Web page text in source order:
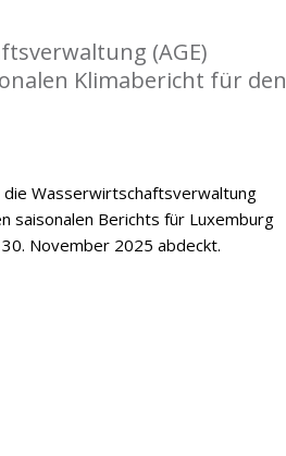
(AGE)
Klimabericht für den
Wasserwirtschaftsverwaltung
saisonalen Berichts für Luxemburg
November 2025 abdeckt.